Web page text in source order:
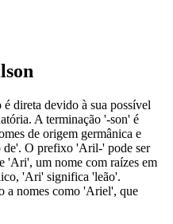
direta devido à sua possível
A terminação '-son' é
de origem germânica e
de'. O prefixo 'Aril-' pode ser
'Ari', um nome com raízes em
'Ari' significa 'leão'.
a nomes como 'Ariel', que